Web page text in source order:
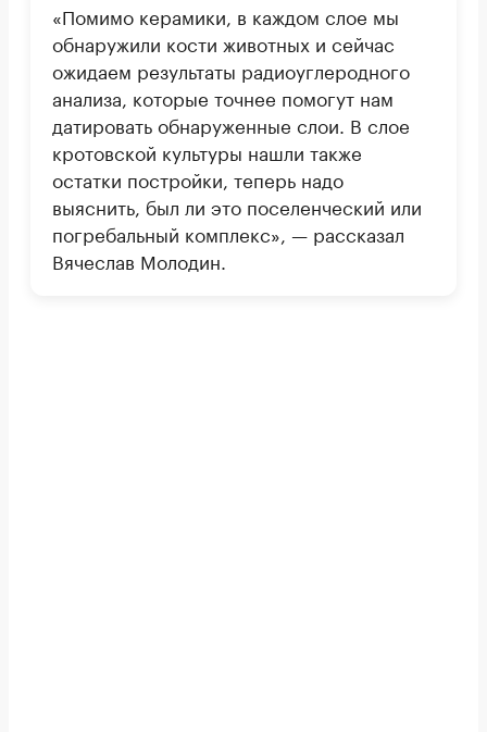
«Помимо керамики, в каждом слое мы
обнаружили кости животных и сейчас
ожидаем результаты радиоуглеродного
анализа, которые точнее помогут нам
датировать обнаруженные слои. В слое
кротовской культуры нашли также
остатки постройки, теперь надо
выяснить, был ли это поселенческий или
погребальный комплекс», — рассказал
Вячеслав Молодин.